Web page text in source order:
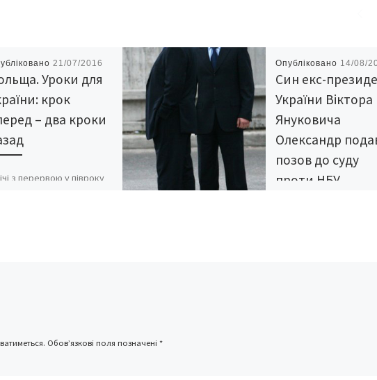
21/07/2016
Уроки для
крок
– два кроки
з перервою у півроку
Опубліковано 14/08/
Син екс-
України Віктора
Януковича
Олександр
позов до суду
проти НБУ
Обов’язкові поля позначені *